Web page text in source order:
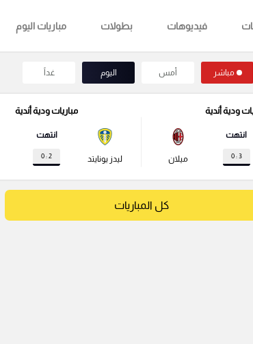
فيديوهات بطولات مباريات اليوم
مباشر أمس اليوم غداً
ودية أندية
انتهت
3 : 0 ميلان
مباريات ودية أندية
ليدز يونايتد
انتهت
2 : 0
كل المباريات